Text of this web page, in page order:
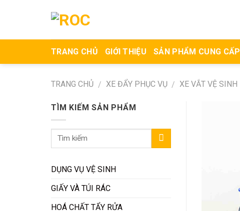
TRANG CHỦ GIỚI THIỆU SẢN PHẨM CUNG CẤP
TRANG CHỦ / XE ĐẨY PHỤC VỤ / XE VẮT VỆ SINH
TÌM KIẾM SẢN PHẨM
DỤNG VỤ VỆ SINH
GIẤY VÀ TÚI RÁC
HOÁ CHẤT TẨY RỬA